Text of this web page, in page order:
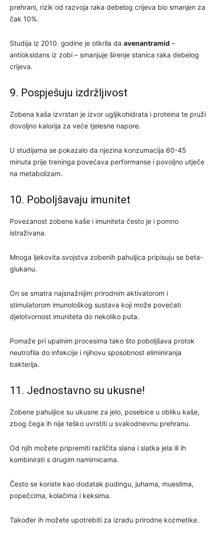
prehrani, rizik od razvoja raka debelog crijeva bio smanjen za
čak 10%.
Studija iz 2010. godine je otkrila da avenantramid –
antioksidans iz zobi – smanjuje širenje stanica raka debelog
crijeva.
9. Pospješuju izdržljivost
Zobena kaša izvrstan je izvor ugljikohidrata i proteina te pruži
dovoljno kalorija za veće tjelesne napore.
U studijama se pokazalo da njezina konzumacija 60-45
minuta prije treninga povećava performanse i povoljno utječe
na metabolizam.
10. Poboljšavaju imunitet
Povezanost zobene kaše i imuniteta često je i pomno
istraživana.
Mnoga ljekovita svojstva zobenih pahuljica pripisuju se beta-
glukanu.
On se smatra najsnažnijim prirodnim aktivatorom i
stimulatorom imunološkog sustava koji može povećati
djelotvornost imuniteta do nekoliko puta.
Pomaže pri upalnim procesima tako što poboljšava protok
neutrofila do infekcije i njihovu sposobnost eliminiranja
bakterija.
11. Jednostavno su ukusne!
Zobene pahuljice su ukusne za jelo, posebice u obliku kaše,
zbog čega ih nije teško uvrstiti u svakodnevnu prehranu.
Od njih možete pripremiti različita slana i slatka jela ili ih
kombinirati s drugim namirnicama.
Često se koriste kao dodatak pudingu, juhama, mueslima,
popečcima, kolačima i keksima.
Također ih možete upotrebiti za izradu prirodne kozmetike.